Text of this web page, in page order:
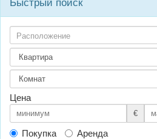
Быстрый поиск
Расположение
Цена
€
Покупка
Аренда